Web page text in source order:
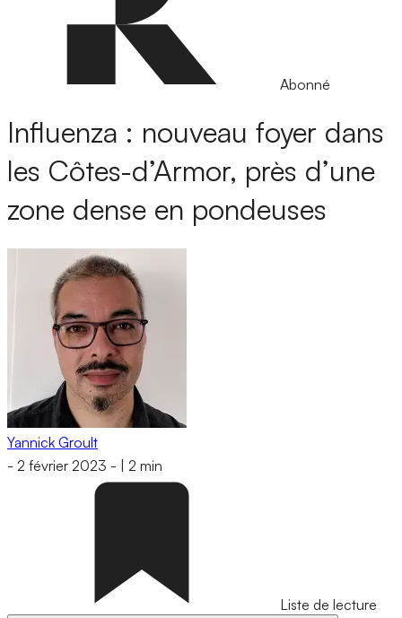
Abonné
Influenza : nouveau foyer dans
les Côtes-d’Armor, près d’une
zone dense en pondeuses
Yannick Groult
- 2 février 2023 - 2 min
Liste de lecture